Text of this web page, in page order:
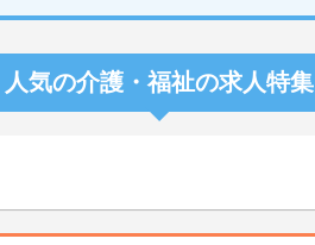
人気の介護・福祉の求人特集